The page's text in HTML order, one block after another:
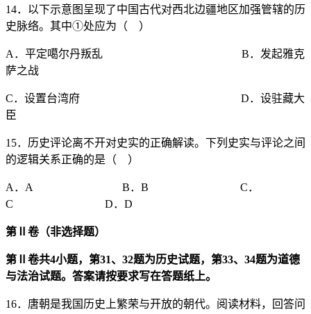
14．以下示意图呈现了中国古代对西北边疆地区加强管辖的历
史脉络。其中①处应为（ ）
A．平定噶尔丹叛乱 B．发起雅克
萨之战
C．设置台湾府 D．设驻藏大
臣
15．历史评论离不开对史实的正确解读。下列史实与评论之间
的逻辑关系正确的是（ ）
A．A B．B C．
C D．D
第 卷（非选择题）
第 卷共4小题，第31、 32题为历史试题，第33、 34题为道德
与法治试题。答案请按要求写在答题纸上。
16．唐朝是我国历史上繁荣与开放的朝代。阅读材料，回答问